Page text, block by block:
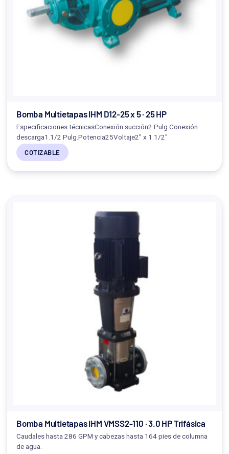
Bomba Multietapas IHM D12-25 x 5 · 25 HP
Especificaciones técnicasConexión succión2 Pulg.Conexión
descarga1.1/2 Pulg.Potencia25Voltaje2" x 1.1/2"
COTIZABLE
Bomba Multietapas IHM VMSS2-110 · 3.0 HP Trifásica
Caudales hasta 286 GPM y cabezas hasta 164 pies de columna
de agua.